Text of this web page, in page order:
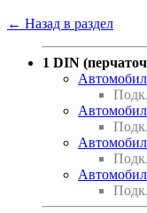
← Назад в раздел
1 DIN